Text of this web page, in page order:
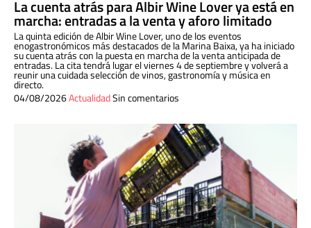
La cuenta atrás para Albir Wine Lover ya está en
marcha: entradas a la venta y aforo limitado
La quinta edición de Albir Wine Lover, uno de los eventos
enogastronómicos más destacados de la Marina Baixa, ya ha iniciado
su cuenta atrás con la puesta en marcha de la venta anticipada de
entradas. La cita tendrá lugar el viernes 4 de septiembre y volverá a
reunir una cuidada selección de vinos, gastronomía y música en
directo.
04/08/2026ActualidadSin comentarios